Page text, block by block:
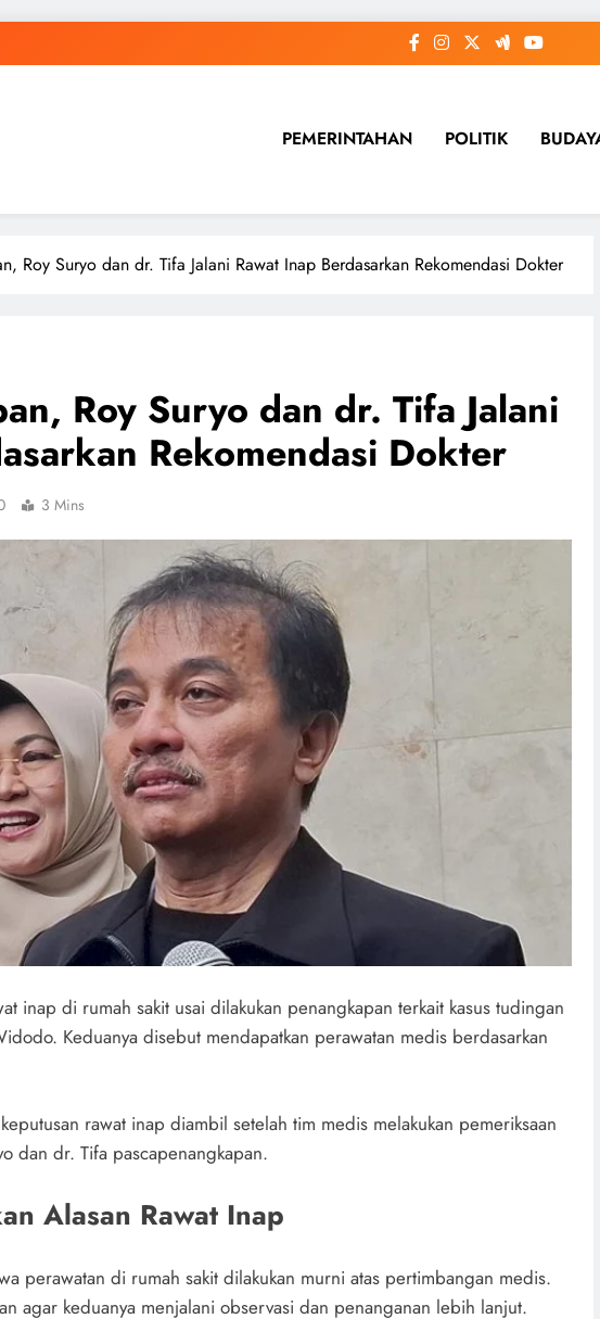
PEMERINTAHAN POLITIK
Roy Suryo dan dr. Tifa Jalani Rawat Inap Berdasarkan Rekomendasi Dokter
Roy Suryo dan dr. Tifa Jalani
Rekomendasi Dokter
3 Mins
inap di rumah sakit usai dilakukan penangkapan terkait kasus tudingan
Keduanya disebut mendapatkan perawatan medis berdasarkan
rawat inap diambil setelah tim medis melakukan pemeriksaan
dan dr. Tifa pascapenangkapan.
Alasan Rawat Inap
perawatan di rumah sakit dilakukan murni atas pertimbangan medis.
agar keduanya menjalani observasi dan penanganan lebih lanjut.